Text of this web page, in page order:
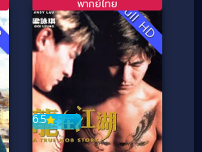
Full HD
6.5
พากย์ไทย